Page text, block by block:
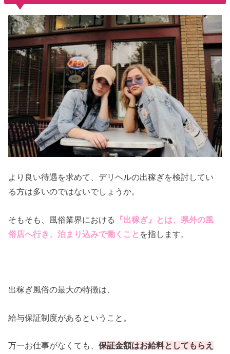
より良い待遇を求めて、デリヘルの出稼ぎを検討してい
る方は多いのではないでしょうか。
そもそも、風俗業界における
『出稼ぎ』とは、県外の風
俗店へ行き、泊まり込みで働くこと を指します。
出稼ぎ風俗の最大の特徴は、
給与保証制度があるということ。
万一お仕事がなくても、保証金額はお給料としてもらえ